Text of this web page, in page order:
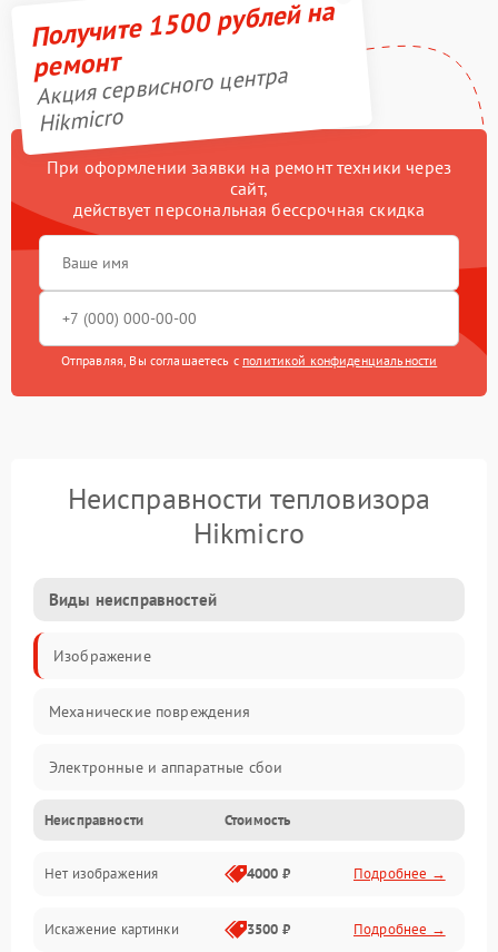
Получите 1500 рублей на
ремонт
Акция сервисного центра
Hikmicro
При оформлении заявки на ремонт техники через
сайт,
действует персональная бессрочная скидка
Отправляя, Вы соглашаетесь с политикой конфиденциальности
Неисправности тепловизора
Hikmicro
Виды неисправностей
Изображение
Механические повреждения
Электронные и аппаратные сбои
Неисправности сенсора и оптики
Программные ошибки
Электропитание
Неисправности Стоимость
Нет изображения 4000 ₽ Подробнее →
Искажение картинки 3500 ₽ Подробнее →